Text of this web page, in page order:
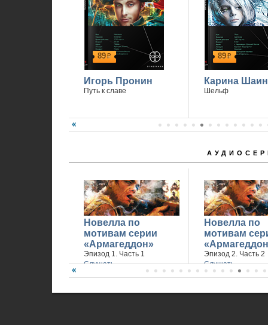
89р
Игорь Пронин
Путь к славе
89р
Карина
Шельф
Новелла по
мотивам серии
«Армагеддон»
Эпизод 1. Часть 1
Слушать
Новелла по
мотивам
Эпизод 2. Часть 2
Слушать